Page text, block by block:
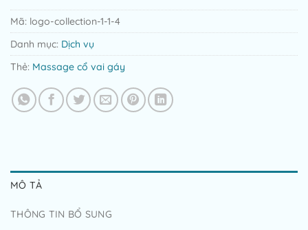
Mã: logo-collection-1-1-4
Danh mục: Dịch vụ
Thẻ: Massage cổ vai gáy
MÔ TẢ
THÔNG TIN BỔ SUNG